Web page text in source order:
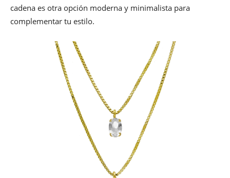
cadena es otra opción moderna y minimalista para
complementar tu estilo.